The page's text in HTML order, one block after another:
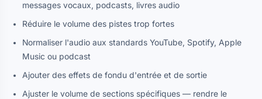
messages vocaux, podcasts, livres audio
Réduire le volume des pistes trop fortes
Normaliser l'audio aux standards YouTube, Spotify, Apple
Music ou podcast
Ajouter des effets de fondu d'entrée et de sortie
Ajuster le volume de sections spécifiques — rendre le